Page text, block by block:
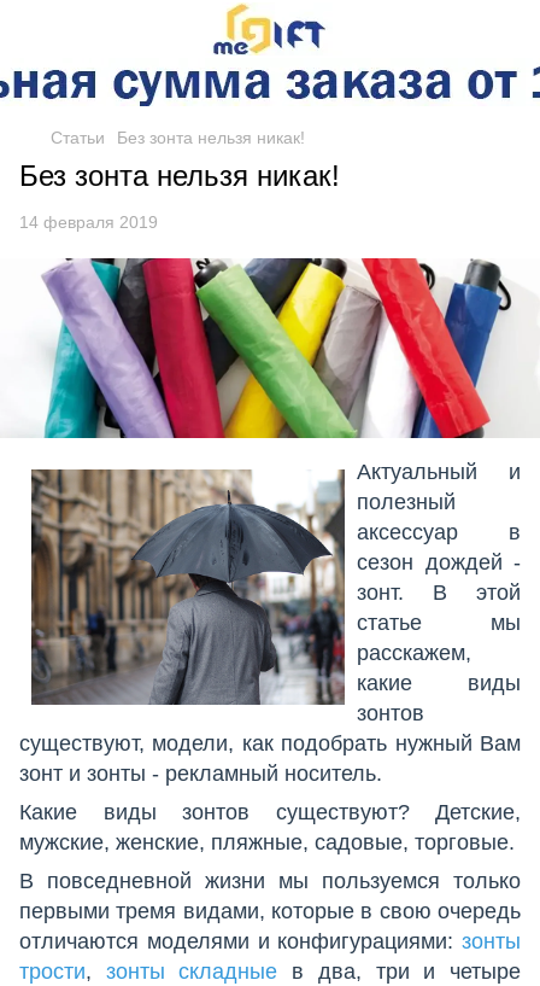
Статьи Без зонта нельзя никак!
Без зонта нельзя никак!
14 февраля 2019
Актуальный и
полезный
аксессуар в
сезон дождей -
зонт. В этой
статье мы
расскажем,
какие виды
зонтов
существуют, модели, как подобрать нужный Вам
зонт и зонты - рекламный носитель.
Какие виды зонтов существуют? Детские,
мужские, женские, пляжные, садовые, торговые.
В повседневной жизни мы пользуемся только
первыми тремя видами, которые в свою очередь
отличаются моделями и конфигурациями: зонты
трости, зонты складные в два, три и четыре